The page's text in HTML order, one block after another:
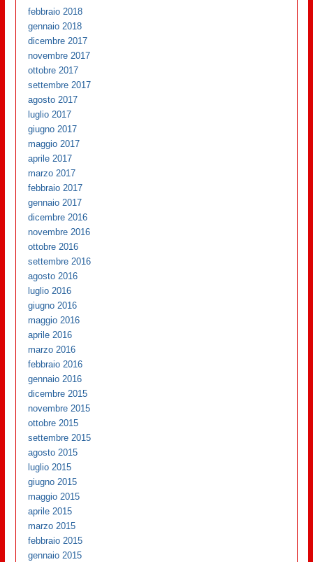
febbraio 2018
gennaio 2018
dicembre 2017
novembre 2017
ottobre 2017
settembre 2017
agosto 2017
luglio 2017
giugno 2017
maggio 2017
aprile 2017
marzo 2017
febbraio 2017
gennaio 2017
dicembre 2016
novembre 2016
ottobre 2016
settembre 2016
agosto 2016
luglio 2016
giugno 2016
maggio 2016
aprile 2016
marzo 2016
febbraio 2016
gennaio 2016
dicembre 2015
novembre 2015
ottobre 2015
settembre 2015
agosto 2015
luglio 2015
giugno 2015
maggio 2015
aprile 2015
marzo 2015
febbraio 2015
gennaio 2015